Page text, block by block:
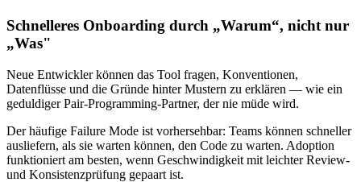
Schnelleres Onboarding durch „Warum“, nicht nur
„Was"
Neue Entwickler können das Tool fragen, Konventionen,
Datenflüsse und die Gründe hinter Mustern zu erklären — wie ein
geduldiger Pair-Programming-Partner, der nie müde wird.
Der häufige Failure Mode ist vorhersehbar: Teams können schneller
ausliefern, als sie warten können, den Code zu warten. Adoption
funktioniert am besten, wenn Geschwindigkeit mit leichter Review-
und Konsistenzprüfung gepaart ist.